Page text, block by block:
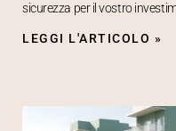
sicurezza per il vostro
LEGGI L'ARTICOLO »